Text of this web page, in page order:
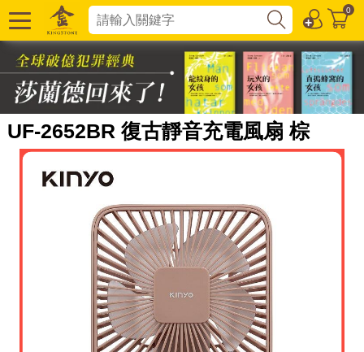
0
UF-2652BR 復古靜音充電風扇 棕